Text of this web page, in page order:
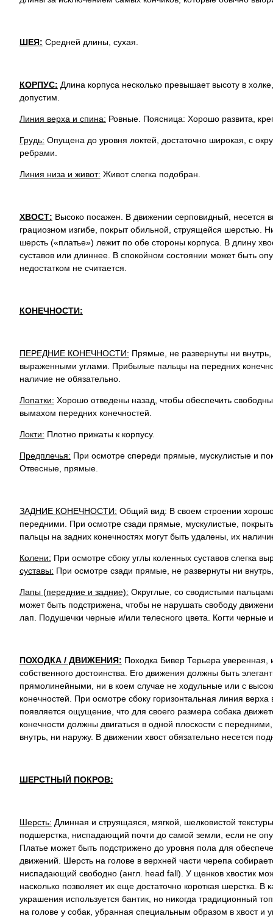
ШЕЯ: Средней длины, сухая.
КОРПУС: Длина корпуса несколько превышает высоту в
допустим.
Линия верха и спина: Ровные. Поясница: Хорошо развита,
Грудь: Опущена до уровня локтей, достаточно широкая, с
ребрами.
Линия низа и живот: Живот слегка подобран.
ХВОСТ: Высоко посажен. В движении серповидный, несется
грациозном изгибе, покрыт обильной, струящейся шерстью.
шерсть («платье») лежит по обе стороны корпуса. В длину
суставов или длиннее. В спокойном состоянии может быть
недостатком не считается.
КОНЕЧНОСТИ:
ПЕРЕДНИЕ КОНЕЧНОСТИ: Прямые, не развернуты ни
выраженными углами. Прибылые пальцы на передних
наличие не обязательно.
Лопатки: Хорошо отведены назад, чтобы обеспечить
вымахом передних конечностей.
Локти: Плотно прижаты к корпусу.
Предплечья: При осмотре спереди прямые, мускулистые и
Отвесные, прямые.
ЗАДНИЕ КОНЕЧНОСТИ: Общий вид: В своем строении
передними. При осмотре сзади прямые, мускулистые,
пальцы на задних конечностях могут быть удалены, их
Колени: При осмотре сбоку углы коленных суставов слегка
суставы: При осмотре сзади прямые, не развернуты ни
Лапы (передние и задние): Округлые, со сводистыми
может быть подстрижена, чтобы не нарушать свободу
лап. Подушечки черные и/или телесного цвета. Когти
ПОХОДКА / ДВИЖЕНИЯ: Походка Бивер Терьера уверенная,
собственного достоинства. Его движения должны быть
прямолинейными, ни в коем случае не ходульные или с
конечностей. При осмотре сбоку горизонтальная линия
появляется ощущение, что для своего размера собака
конечности должны двигаться в одной плоскости с
внутрь, ни наружу. В движении хвост обязательно несется
ШЕРСТНЫЙ ПОКРОВ:
Шерсть: Длинная и струящаяся, мягкой, шелковистой
подшерстка, ниспадающий почти до самой земли, если не
Платье может быть подстрижено до уровня пола для
движений. Шерсть на голове в верхней части черепа
ниспадающий свободно (англ. head fall). У щенков хвостик
насколько позволяет их еще достаточно короткая шерстка. В
украшения используется бантик, но никогда традиционный
на голове у собак, убранная специальным образом в хвост и